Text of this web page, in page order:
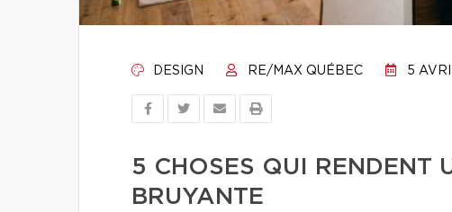
DESIGN RE/MAX QUÉBEC 5
5 CHOSES QUI RENDENT
BRUYANTE